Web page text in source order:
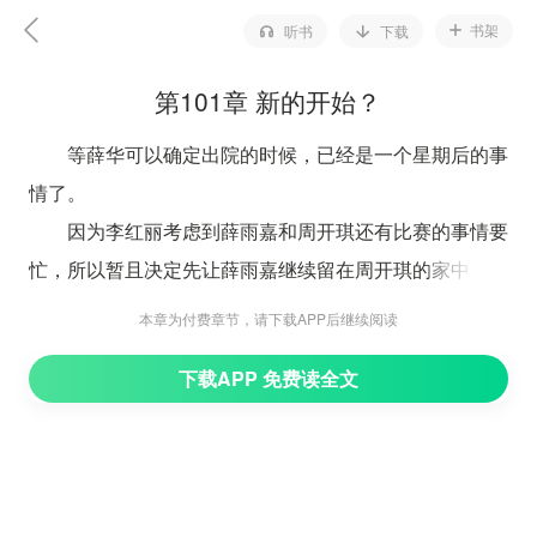
听书 下载 书架
第101章 新的开始？
等薛华可以确定出院的时候，已经是一个星期后的事
情了。
因为李红丽考虑到薛雨嘉和周开琪还有比赛的事情要
忙，所以暂且决定先让薛雨嘉继续留在周开琪的家中，而
自己则与薛华搬回原来的家中去。
中。
本章为付费章节，请下载APP后继续阅读
下载APP 免费读全文